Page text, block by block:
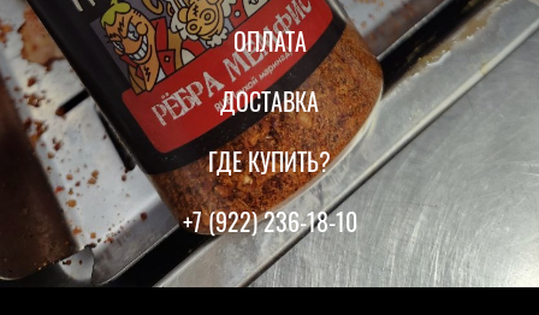
ОПЛАТА
ДОСТАВКА
ГДЕ КУПИТЬ?
+7 (922) 236-18-10